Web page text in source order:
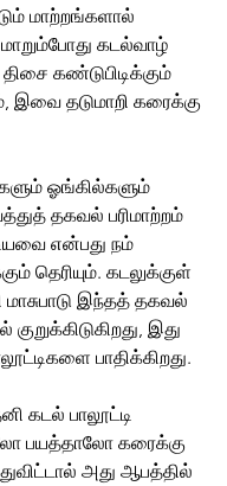
மாற்றங்களால்
மாறும்போது கடல்வாழ்
கண்டுபிடிக்கும்
இவை தடுமாறி கரைக்கு
ஓங்கில்களும்
தகவல் பரிமாற்றம்
என்பது நம்
தெரியும். கடலுக்குள்
மாசுபாடு இந்தத் தகவல்
குறுக்கிடுகிறது, இது
பாதிக்கிறது.
கடல் பாலூட்டி
பயத்தாலோ கரைக்கு
அது ஆபத்தில்